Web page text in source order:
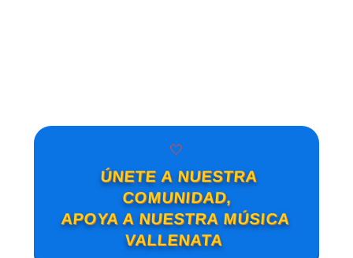
🤍
ÚNETE A NUESTRA
COMUNIDAD,
APOYA A NUESTRA MÚSICA
VALLENATA